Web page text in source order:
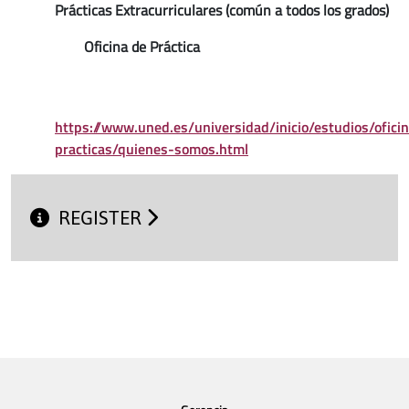
Prácticas Extracurriculares (común a todos los grados)
Oficina de Práctica
https://www.uned.es/universidad/inicio/estudios/
practicas/quienes-somos.html
REGISTER